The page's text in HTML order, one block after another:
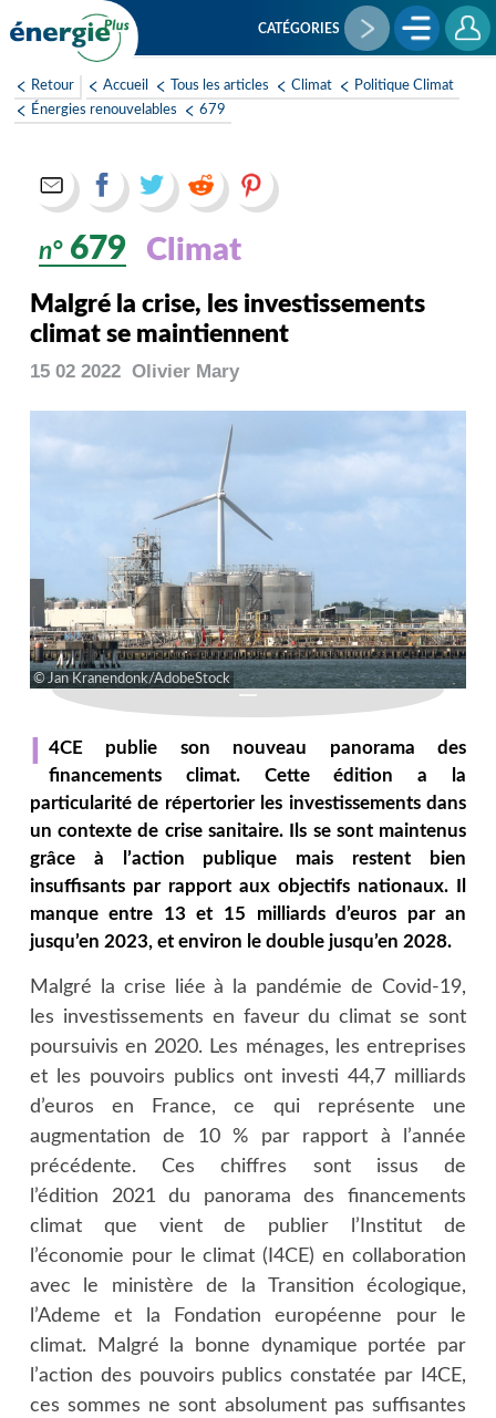
au
CATÉGORIES
Retour Accueil Tous les articles Climat
Politique Climat
Énergies renouvelables
679
n° 679 Climat
Malgré la crise, les investissements
climat se maintiennent
15 02 2022 Olivier Mary
Jan Kranendonk/AdobeStock
4CE publie son nouveau panorama des
financements climat. Cette édition a la
particularité de répertorier les investissements dans
un contexte de crise sanitaire. Ils se sont maintenus
grâce à l’action publique mais restent bien
insuffisants par rapport aux objectifs nationaux. Il
manque entre 13 et 15 milliards d’euros par an
jusqu’en 2023, et environ le double jusqu’en 2028.
Malgré la crise liée à la pandémie de Covid-19,
les investissements en faveur du climat se sont
poursuivis en 2020. Les ménages, les entreprises
et les pouvoirs publics ont investi 44,7 milliards
d’euros en France, ce qui représente une
augmentation de 10 % par rapport à l’année
précédente. Ces chiffres sont issus de
l’édition 2021 du panorama des financements
climat que vient de publier l’Institut de
l’économie pour le climat (I4CE) en collaboration
avec le ministère de la Transition écologique,
l’Ademe et la Fondation européenne pour le
climat. Malgré la bonne dynamique portée par
l’action des pouvoirs publics constatée par I4CE,
ces sommes ne sont absolument pas suffisantes